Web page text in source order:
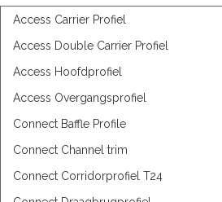
Access Carrier Profiel
Access Double Carrier Profiel
Access Hoofdprofiel
Access Overgangsprofiel
Connect Baffle Profile
Connect Channel trim
Connect Corridorprofiel T24